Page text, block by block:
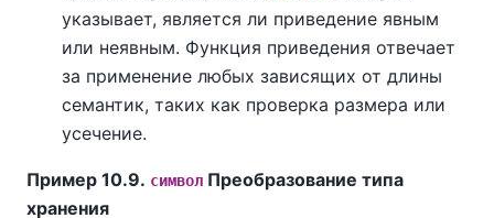
указывает, является ли приведение явным
или неявным. Функция приведения отвечает
за применение любых зависящих от длины
семантик, таких как проверка размера или
усечение.
Пример 10.9. символ Преобразование типа
хранения